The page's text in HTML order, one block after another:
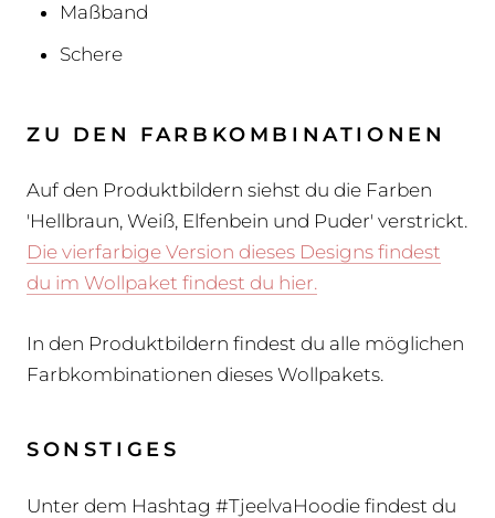
Maßband
Schere
ZU DEN FARBKOMBINATIONEN
Auf den Produktbildern siehst du die Farben
'Hellbraun, Weiß, Elfenbein und Puder' verstrickt.
Die vierfarbige Version dieses Designs findest
du im Wollpaket findest du hier.
In den Produktbildern findest du alle möglichen
Farbkombinationen dieses Wollpakets.
SONSTIGES
Unter dem Hashtag #TjeelvaHoodie findest du